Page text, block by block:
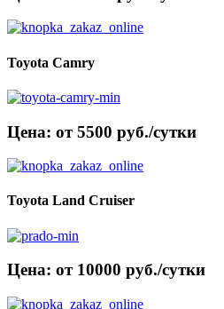
Toyota Camry
Цена: от 5500 руб./сутки
Toyota Land Cruiser
Цена: от 10000 руб./сутки